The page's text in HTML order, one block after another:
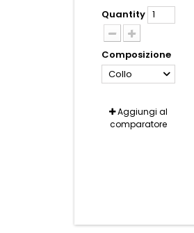
Quantity
Composizione
Collo
Aggiungi al
comparatore